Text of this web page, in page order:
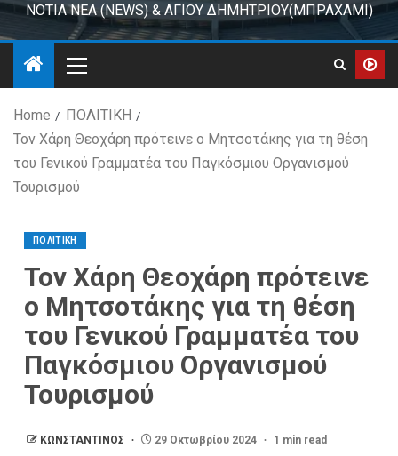
ΝΟΤΙΑ ΝΕΑ (NEWS) & ΑΓΙΟΥ ΔΗΜΗΤΡΙΟΥ(ΜΠΡΑΧΑΜΙ)
Home
ΠΟΛΙΤΙΚΗ
Τον Χάρη Θεοχάρη πρότεινε ο Μητσοτάκης για τη θέση
του Γενικού Γραμματέα του Παγκόσμιου Οργανισμού
Τουρισμού
ΠΟΛΙΤΙΚΗ
Τον Χάρη Θεοχάρη πρότεινε
ο Μητσοτάκης για τη θέση
του Γενικού Γραμματέα του
Παγκόσμιου Οργανισμού
Τουρισμού
ΚΩΝΣΤΑΝΤΙΝΟΣ 29 Οκτωβρίου 2024 1 min read